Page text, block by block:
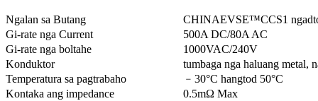
Ngalan sa Butang
CHINAEVSE™️CCS1
Gi-rate nga Current
500A DC/80A AC
Gi-rate nga boltahe
1000VAC/240V
Konduktor
tumbaga nga haluang metal,
Temperatura sa pagtrabaho
﹣30°C hangtod 50°C
Kontaka ang impedance
0.5mΩ Max